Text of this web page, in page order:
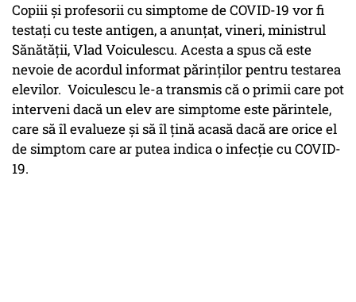
Copiii și profesorii cu simptome de COVID-19 vor fi
testați cu teste antigen, a anunțat, vineri, ministrul
Sănătății, Vlad Voiculescu. Acesta a spus că este
nevoie de acordul informat părinților pentru testarea
elevilor. Voiculescu le-a transmis că o primii care pot
interveni dacă un elev are simptome este părintele,
care să îl evalueze și să îl țină acasă dacă are orice el
de simptom care ar putea indica o infecție cu COVID-
19.